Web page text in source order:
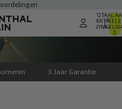
TOTAAL
0
3 Jaar Garantie